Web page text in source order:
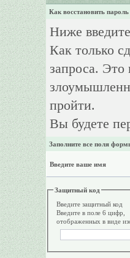
Как восстановить пароль
Ниже
Как только
запроса. Это
пройти.
Вы будете
Заполните все поля
Введите ваше имя
Защитный код
Введите защитный код
Введите в поле 6 цифр,
отображенных в виде